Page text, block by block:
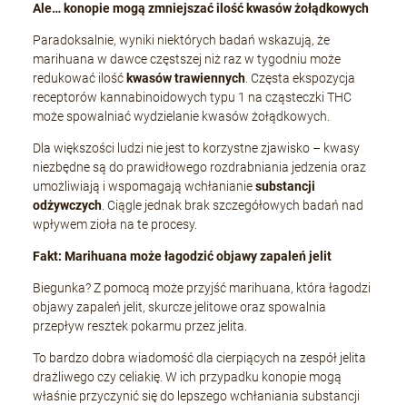
Ale… konopie mogą zmniejszać ilość kwasów żołądkowych
Paradoksalnie, wyniki niektórych badań wskazują, że
marihuana w dawce częstszej niż raz w tygodniu może
redukować ilość kwasów trawiennych. Częsta ekspozycja
receptorów kannabinoidowych typu 1 na cząsteczki THC
może spowalniać wydzielanie kwasów żołądkowych.
Dla większości ludzi nie jest to korzystne zjawisko – kwasy
niezbędne są do prawidłowego rozdrabniania jedzenia oraz
umożliwiają i wspomagają wchłanianiesubstancji
odżywczych. Ciągle jednak brak szczegółowych badań nad
wpływem zioła na te procesy.
Fakt: Marihuana może łagodzić objawy zapaleń jelit
Biegunka? Z pomocą może przyjść marihuana, która łagodzi
objawy zapaleń jelit, skurcze jelitowe oraz spowalnia
przepływ resztek pokarmu przez jelita.
To bardzo dobra wiadomość dla cierpiących na zespół jelita
drażliwego czy celiakię. W ich przypadku konopie mogą
właśnie przyczynić się do lepszego wchłaniania substancji